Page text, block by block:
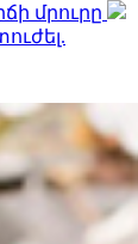
մրուրը